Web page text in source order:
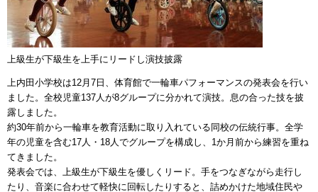
上級生が下級生を上手にリードし演技披露
上内田小学校は12月7日、体育館で一輪車パフォーマンスの発表会を行い
ました。全校児童137人が8グループに分かれて演技。息の合った技を披
露しました。
約30年前から一輪車を教育活動に取り入れている同校の伝統行事。全学
年の児童を含む17人・18人でグループを構成し、1か月前から練習を重ね
てきました。
発表会では、上級生が下級生を優しくリード。手をつなぎながら走行し
たり、音楽に合わせて軽快に回転したりすると、詰めかけた地域住民や